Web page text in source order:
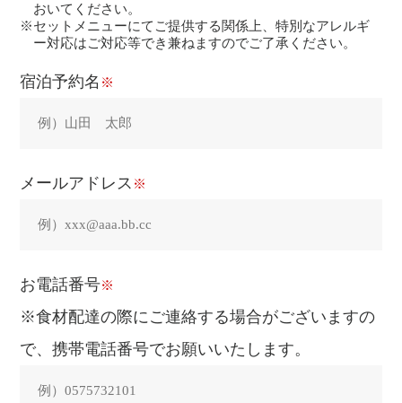
おいてください。
※セットメニューにてご提供する関係上、特別なアレルギ
ー対応はご対応等でき兼ねますのでご了承ください。
宿泊予約名 ※
メールアドレス ※
お電話番号※
※食材配達の際にご連絡する場合がございますの
で、携帯電話番号でお願いいたします。